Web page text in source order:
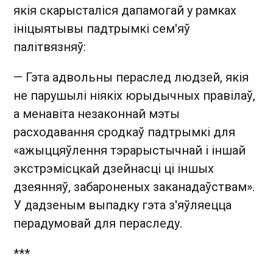
якія скарысталіся дапамогай у рамках
ініцыятывы падтрымкі сем'яў
палітвязняў:
— Гэта адвольны пераслед людзей, якія
не парушылі ніякіх юрыдычных правілаў,
а менавіта незаконнай мэты
расходавання сродкаў падтрымкі для
«ажыццяўлення тэрарыстычнай і іншай
экстрэмісцкай дзейнасці ці іншых
дзеянняў, забароненых заканадаўствам».
У дадзеным выпадку гэта з'яўляецца
перадумовай для пераследу.
***